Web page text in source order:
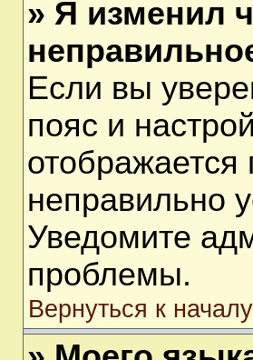
» Я изменил
Если вы
пояс и
неправильно
Уведомите
проблемы.
Вернуться к началу